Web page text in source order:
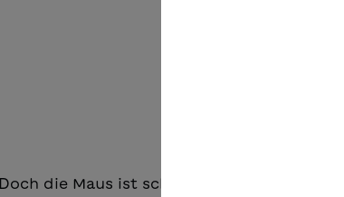
die Maus ist schneller und rennt in den